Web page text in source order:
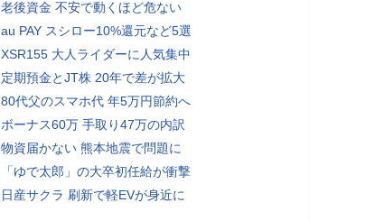
老後資金 不安で動くほど危ない
au PAY スシロー10%還元など5選
XSR155 大人ライダーに人気集中
定期預金とJT株 20年で差が拡大
80代父のスマホ代 年5万円節約へ
ボーナス60万 手取り47万の内訳
物資届かない 熊本地震で問題に
「ゆで太郎」の大卒初任給が衝撃
日産サクラ 刷新で軽EVが身近に